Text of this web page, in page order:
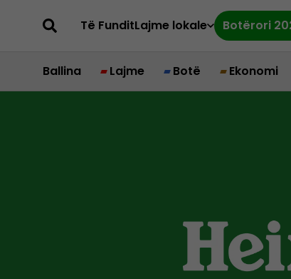
Të FunditLajme lokale Botërori
Ballina Lajme Botë Ekonomi